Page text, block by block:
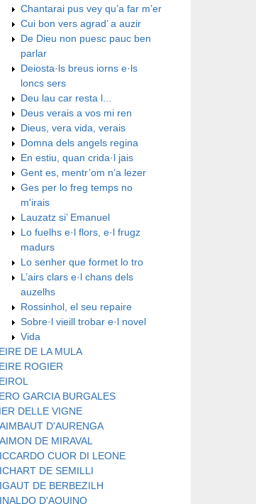
Chantarai pus vey qu’a far m’er
Cui bon vers agrad’ a auzir
De Dieu non puesc pauc ben
parlar
Deiosta·ls breus iorns e·ls
loncs sers
Deu lau car resta l...
Deus verais a vos mi ren
Dieus, vera vida, verais
Domna dels angels regina
En estiu, quan crida·l jais
Gent es, mentr’om n’a lezer
Ges per lo freg temps no
m'irais
Lauzatz si’ Emanuel
Lo fuelhs e·l flors, e·l frugz
madurs
Lo senher que formet lo tro
L’airs clars e·l chans dels
auzelhs
Rossinhol, el seu repaire
Sobre·l vieill trobar e·l novel
Vida
DE LA MULA
ROGIER
GARCIA BURGALES
DELLE VIGNE
D'AURENGA
DE MIRAVAL
CUOR DI LEONE
DE SEMILLI
DE BERBEZILH
D'AQUINO